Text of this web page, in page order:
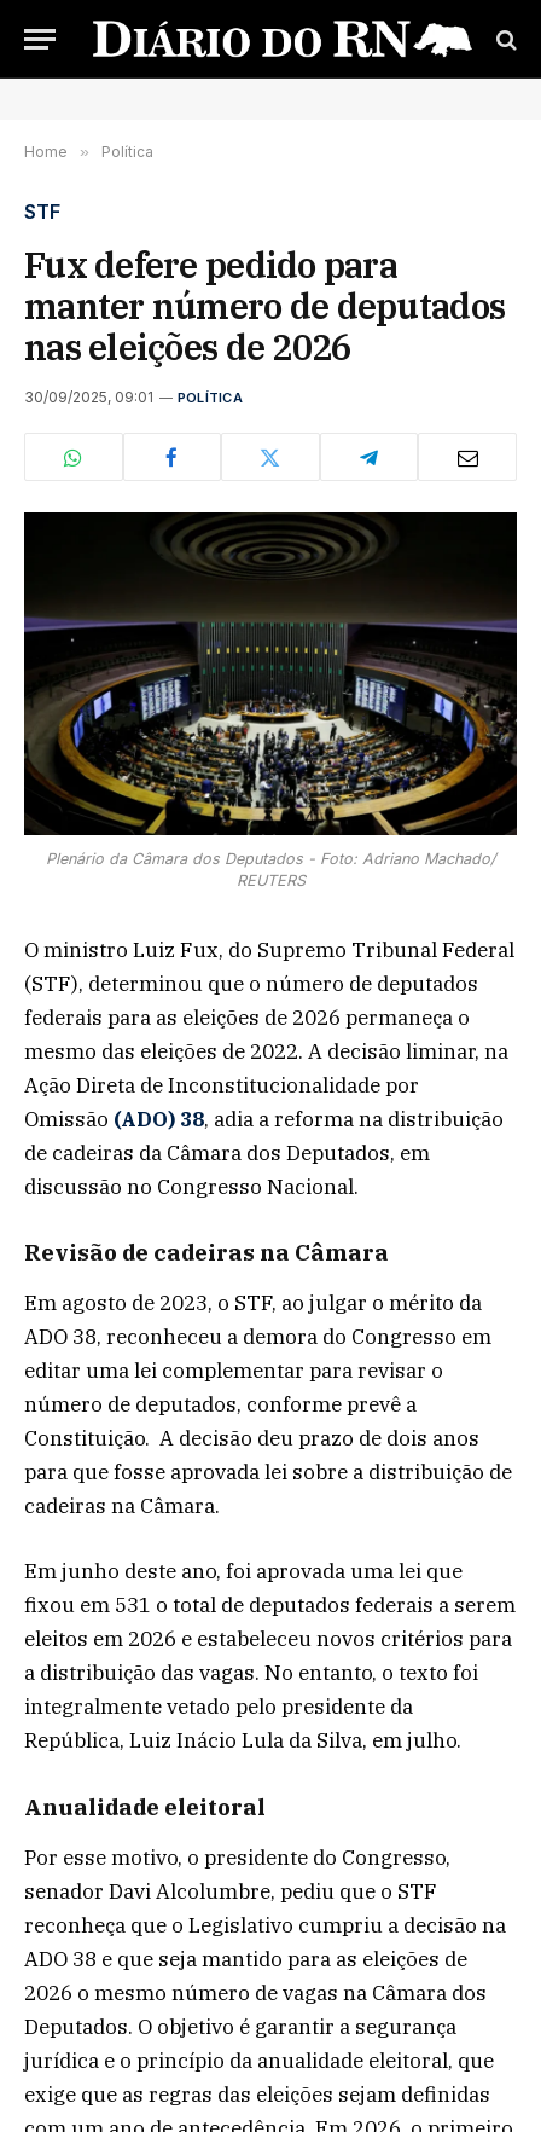
Home » Política
STF
Fux defere pedido para
manter número de deputados
nas eleições de 2026
30/09/2025, 09:01 POLÍTICA
Plenário da Câmara dos Deputados - Foto: Adriano Machado/
REUTERS
O ministro Luiz Fux, do Supremo Tribunal Federal
(STF), determinou que o número de deputados
federais para as eleições de 2026 permaneça o
mesmo das eleições de 2022. A decisão liminar, na
Ação Direta de Inconstitucionalidade por
Omissão (ADO) 38, adia a reforma na distribuição
de cadeiras da Câmara dos Deputados, em
discussão no Congresso Nacional.
Revisão de cadeiras na Câmara
Em agosto de 2023, o STF, ao julgar o mérito da
ADO 38, reconheceu a demora do Congresso em
editar uma lei complementar para revisar o
número de deputados, conforme prevê a
Constituição. A decisão deu prazo de dois anos
para que fosse aprovada lei sobre a distribuição de
cadeiras na Câmara.
Em junho deste ano, foi aprovada uma lei que
fixou em 531 o total de deputados federais a serem
eleitos em 2026 e estabeleceu novos critérios para
a distribuição das vagas. No entanto, o texto foi
integralmente vetado pelo presidente da
República, Luiz Inácio Lula da Silva, em julho.
Anualidade eleitoral
Por esse motivo, o presidente do Congresso,
senador Davi Alcolumbre, pediu que o STF
reconheça que o Legislativo cumpriu a decisão na
ADO 38 e que seja mantido para as eleições de
2026 o mesmo número de vagas na Câmara dos
Deputados. O objetivo é garantir a segurança
jurídica e o princípio da anualidade eleitoral, que
exige que as regras das eleições sejam definidas